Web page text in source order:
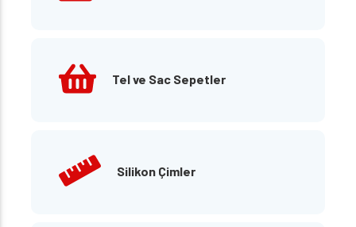
Tel ve Sac Sepetler
Silikon Çimler